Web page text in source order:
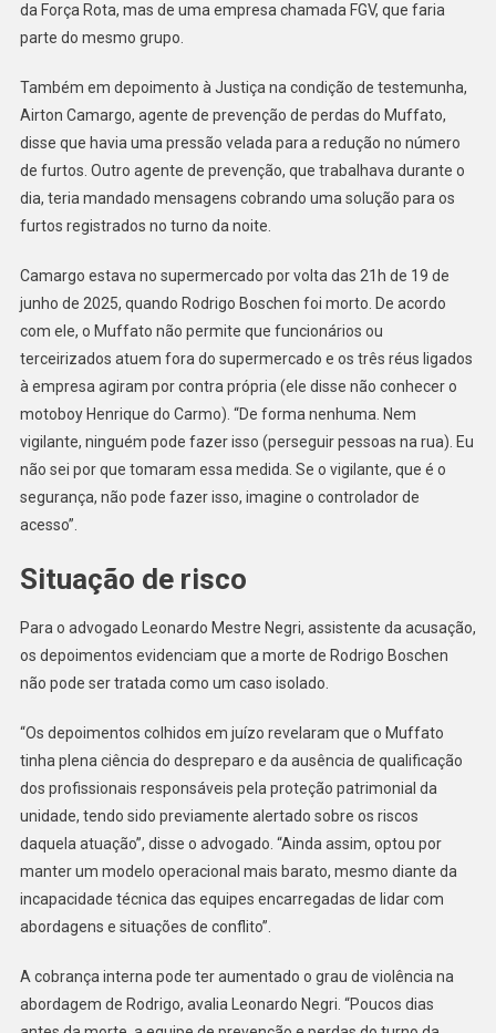
da Força Rota, mas de uma empresa chamada FGV, que faria
parte do mesmo grupo.
Também em depoimento à Justiça na condição de testemunha,
Airton Camargo, agente de prevenção de perdas do Muffato,
disse que havia uma pressão velada para a redução no número
de furtos. Outro agente de prevenção, que trabalhava durante o
dia, teria mandado mensagens cobrando uma solução para os
furtos registrados no turno da noite.
Camargo estava no supermercado por volta das 21h de 19 de
junho de 2025, quando Rodrigo Boschen foi morto. De acordo
com ele, o Muffato não permite que funcionários ou
terceirizados atuem fora do supermercado e os três réus ligados
à empresa agiram por contra própria (ele disse não conhecer o
motoboy Henrique do Carmo). “De forma nenhuma. Nem
vigilante, ninguém pode fazer isso (perseguir pessoas na rua). Eu
não sei por que tomaram essa medida. Se o vigilante, que é o
segurança, não pode fazer isso, imagine o controlador de
acesso”.
Situação de risco
Para o advogado Leonardo Mestre Negri, assistente da acusação,
os depoimentos evidenciam que a morte de Rodrigo Boschen
não pode ser tratada como um caso isolado.
“Os depoimentos colhidos em juízo revelaram que o Muffato
tinha plena ciência do despreparo e da ausência de qualificação
dos profissionais responsáveis pela proteção patrimonial da
unidade, tendo sido previamente alertado sobre os riscos
daquela atuação”, disse o advogado. “Ainda assim, optou por
manter um modelo operacional mais barato, mesmo diante da
incapacidade técnica das equipes encarregadas de lidar com
abordagens e situações de conflito”.
A cobrança interna pode ter aumentado o grau de violência na
abordagem de Rodrigo, avalia Leonardo Negri. “Poucos dias